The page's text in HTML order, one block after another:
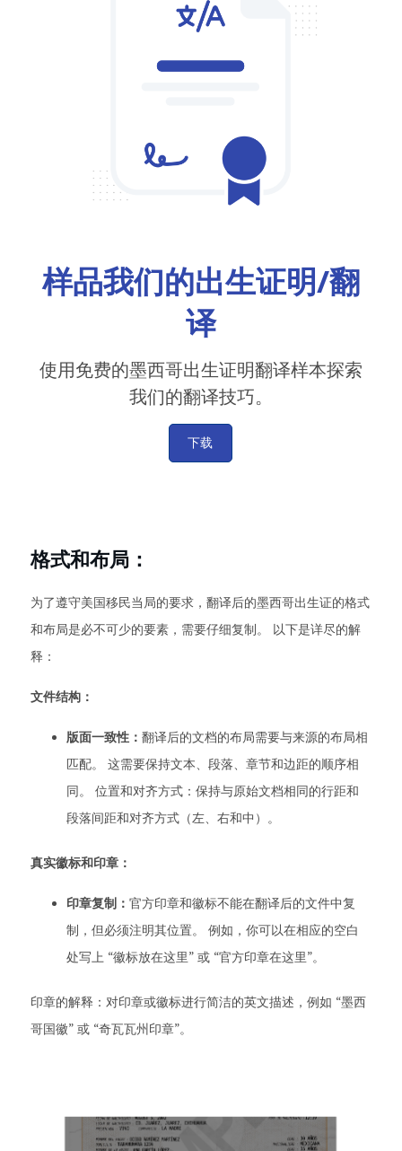
样品我们的出生证明/翻
译
使用免费的墨西哥出生证明翻译样本探索
我们的翻译技巧。
下载
格式和布局：
为了遵守美国移民当局的要求，翻译后的墨西哥出生证的格式
和布局是必不可少的要素，需要仔细复制。 以下是详尽的解
释：
文件结构：
版面一致性： 翻译后的文档的布局需要与来源的布局相
匹配。 这需要保持文本、段落、章节和边距的顺序相
同。 位置和对齐方式：保持与原始文档相同的行距和
段落间距和对齐方式（左、右和中）。
真实徽标和印章：
印章复制： 官方印章和徽标不能在翻译后的文件中复
制，但必须注明其位置。 例如，你可以在相应的空白
处写上 “徽标放在这里” 或 “官方印章在这里”。
印章的解释：对印章或徽标进行简洁的英文描述，例如 “墨西
哥国徽” 或 “奇瓦瓦州印章”。